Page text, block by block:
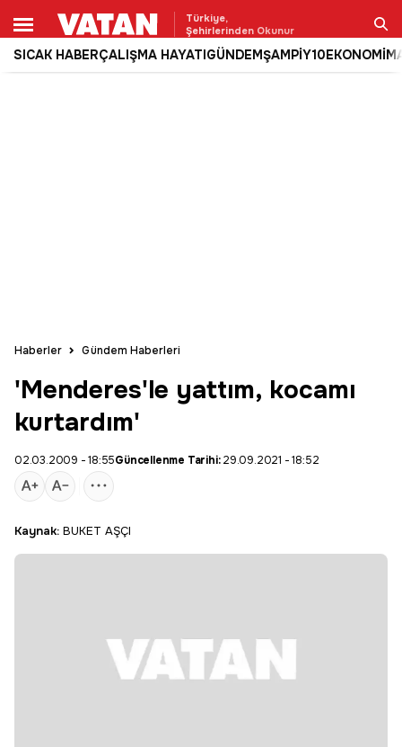
Türkiye,
Şehirlerinden Okunur
SICAK HABERÇALIŞMA HAYATIGÜNDEMŞAMPİY10EKONOMİ
Ara
Haberler Gündem Haberleri
'Menderes'le yattım, kocamı
kurtardım'
02.03.2009 - 18:55Güncellenme Tarihi:29.09.2021 - 18:52
Kaynak: BUKET AŞÇI